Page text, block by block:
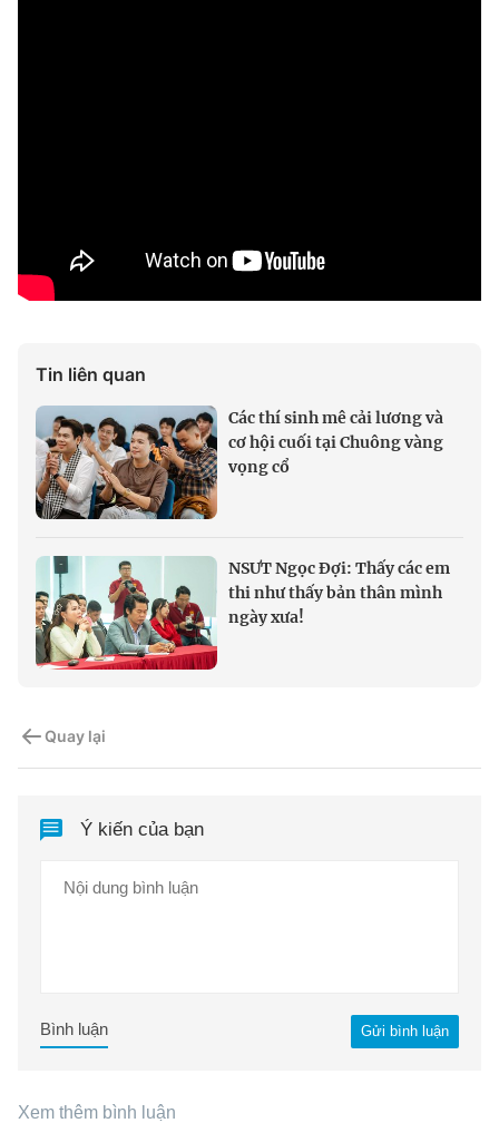
Tin liên quan
Các thí sinh mê cải lương và
cơ hội cuối tại Chuông vàng
vọng cổ
NSƯT Ngọc Đợi: Thấy các em
thi như thấy bản thân mình
ngày xưa!
Quay lại
Ý kiến của bạn
Gửi bình luận
Bình luận
Xem thêm bình luận